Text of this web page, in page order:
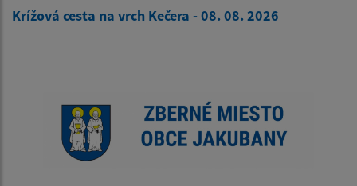
Krížová cesta na vrch Kečera - 08. 08. 2026